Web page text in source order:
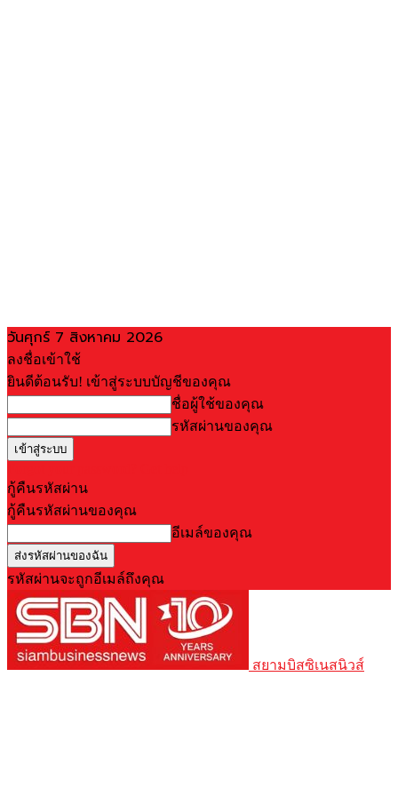
วันศุกร์ 7 สิงหาคม 2026
ลงชื่อเข้าใช้
ยินดีต้อนรับ! เข้าสู่ระบบบัญชีของคุณ
ชื่อผู้ใช้ของคุณ
รหัสผ่านของคุณ
กู้คืนรหัสผ่าน
กู้คืนรหัสผ่านของคุณ
อีเมล์ของคุณ
รหัสผ่านจะถูกอีเมล์ถึงคุณ
สยามบิสซิเนสนิวส์